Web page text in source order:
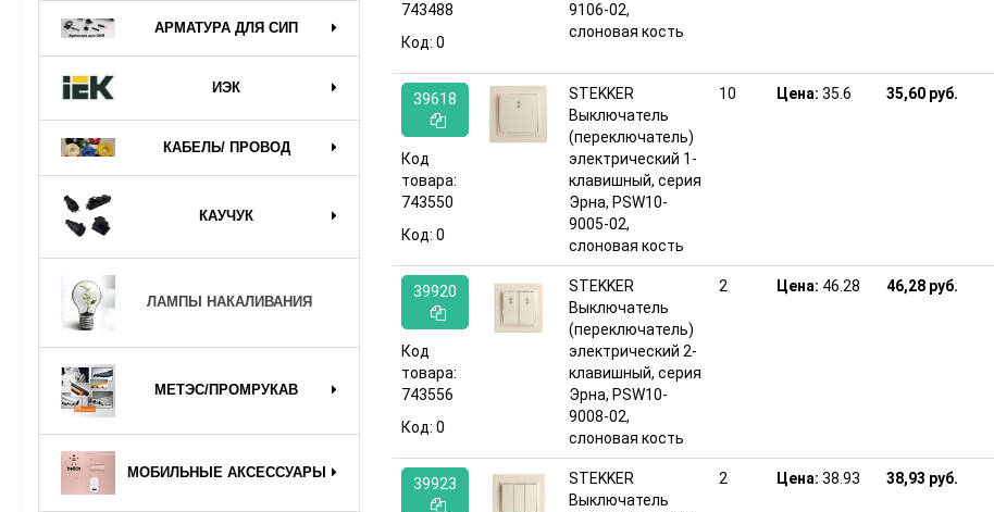
АРМАТУРА ДЛЯ СИП
ИЭК
КАБЕЛЬ/ ПРОВОД
КАУЧУК
ЛАМПЫ НАКАЛИВАНИЯ
МЕТЭС/ПРОМРУКАВ
МОБИЛЬНЫЕ АКСЕССУАРЫ
743488
Код: 0
9106-02,
слоновая кость
39618
Код
товара:
743550
Код: 0
STEKKER
Выключатель
(переключатель)
электрический 1-
клавишный, серия
Эрна, PSW10-
9005-02,
слоновая кость
10 Цена: 35.6 35,60 руб.
39920
Код
товара:
743556
Код: 0
STEKKER
Выключатель
(переключатель)
электрический 2-
клавишный, серия
Эрна, PSW10-
9008-02,
слоновая кость
2 Цена: 46.28 46,28 руб.
39923
STEKKER
Выключатель
2 Цена: 38.93 38,93 руб.